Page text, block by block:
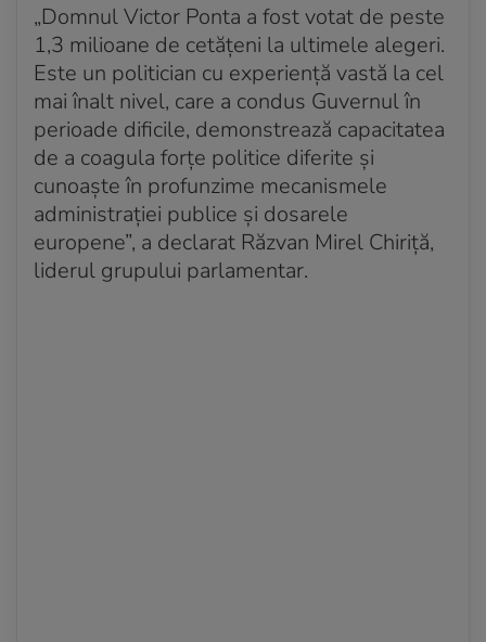
„Domnul Victor Ponta a fost votat de peste
1,3 milioane de cetăţeni la ultimele alegeri.
Este un politician cu experienţă vastă la cel
mai înalt nivel, care a condus Guvernul în
perioade dificile, demonstrează capacitatea
de a coagula forţe politice diferite şi
cunoaşte în profunzime mecanismele
administraţiei publice şi dosarele
europene”, a declarat Răzvan Mirel Chiriţă,
liderul grupului parlamentar.